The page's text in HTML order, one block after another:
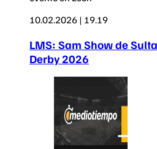
10.02.2026 | 19.19
LMS: Sam Show de
Derby 2026